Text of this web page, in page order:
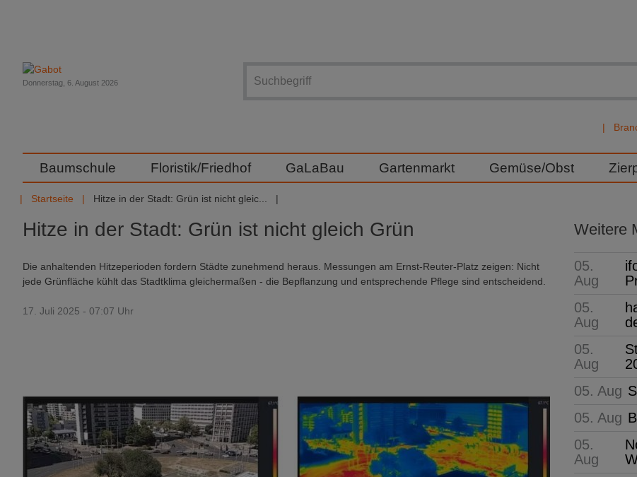
Donnerstag, 6. August 2026
Baumschule Floristik/Friedhof GaLaBau Gartenmarkt Gemüse/Obst
Startseite Hitze in der Stadt: Grün ist nicht gleic...
Hitze in der Stadt: Grün ist nicht gleich Grün
Die anhaltenden Hitzeperioden fordern Städte zunehmend heraus. Messungen am Ernst-Reuter-Platz zeigen: Nicht
jede Grünfläche kühlt das Stadtklima gleichermaßen - die Bepflanzung und entsprechende Pflege sind entscheidend.
17. Juli 2025 - 07:07 Uhr
Weitere
05.
Aug
05.
Aug
05.
Aug
05. Aug
05. Aug
05.
Aug